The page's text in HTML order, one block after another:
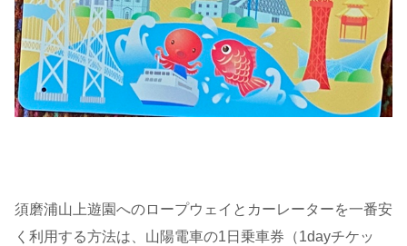
須磨浦山上遊園へのロープウェイとカーレーターを一番安
く利用する方法は、山陽電車の1日乗車券（1dayチケッ